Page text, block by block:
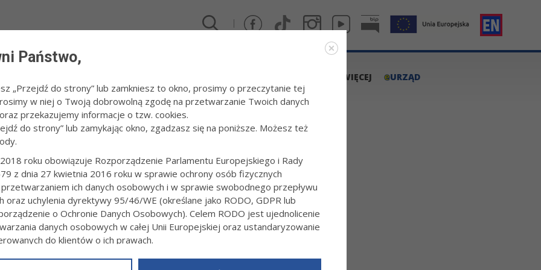
WIĘCEJ eURZĄD
Veszprem (Węgry - województwo)
(WĘGRY - WOJEWÓDZTWO)
Państwo,
„Przejdź do strony” lub zamkniesz to okno, prosimy o przeczytanie tej
w niej o Twoją dobrowolną zgodę na przetwarzanie Twoich danych
przekazujemy informacje o tzw. cookies.
do strony” lub zamykając okno, zgadzasz się na poniższe. Możesz też
roku obowiązuje Rozporządzenie Parlamentu Europejskiego i Rady
z dnia 27 kwietnia 2016 roku w sprawie ochrony osób fizycznych
ich danych osobowych i w sprawie swobodnego przepływu
oraz uchylenia dyrektywy 95/46/WE (określane jako RODO, GDPR lub
o Ochronie Danych Osobowych). Celem RODO jest ujednolicenie
danych osobowych w całej Unii Europejskiej oraz ustandaryzowanie
do klientów o ich prawach.
powyższym, w zakładceRODOna stroniehttps://www.tarnow.pl/Wiecej-